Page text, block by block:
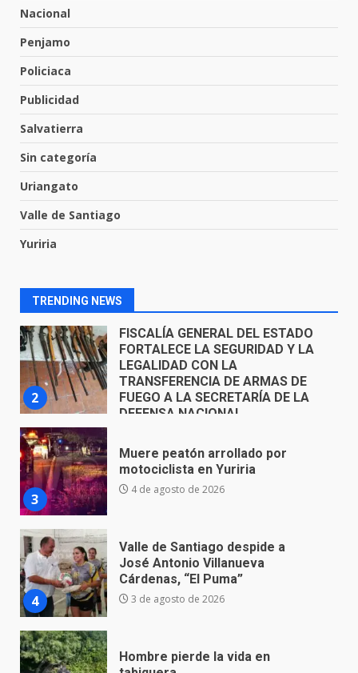
Nacional
Penjamo
Policiaca
Publicidad
Salvatierra
Sin categoría
Uriangato
Valle de Santiago
Yuriria
TRENDING NEWS
7
30 de julio de 2026
1
El Pbro. Mario Alberto Pérez
parroquia de Guarapo
2
FISCALÍA GENERAL DEL ESTADO
FUEGO A LA SECRETARÍA DE LA
DEFENSA NACIONAL
5 de agosto de 2026
3
Muere peatón arrollado por
motociclista en Yuriria
4 de agosto de 2026
4
Valle de Santiago despide a
José Antonio Villanueva
Cárdenas, “El Puma”
3 de agosto de 2026
5
Hombre pierde la vida en
tabiquera
Emboscada a policías en Yuriria